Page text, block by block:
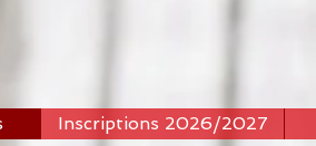
Inscriptions 2026/2027